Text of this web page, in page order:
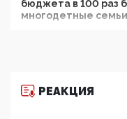
бюджета в 100 раз
многодетные семьи
11:53, 09 Июня 2026
РЕАКЦИЯ